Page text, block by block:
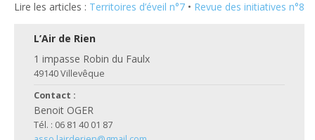
Lire les articles : Territoires d’éveil n°7 • Revue des initiatives n°8
L’Air de Rien
1 impasse Robin du Faulx
49140 Villevêque
Contact :
Benoit OGER
Tél. : 06 81 40 01 87